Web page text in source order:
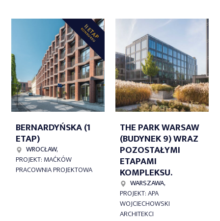
II ETAP
KONKURSU
BERNARDYŃSKA (1
ETAP)
WROCŁAW,
PROJEKT: MAĆKÓW
PRACOWNIA PROJEKTOWA
THE PARK WARSAW
(BUDYNEK 9) WRAZ
POZOSTAŁYMI
ETAPAMI
KOMPLEKSU.
WARSZAWA,
PROJEKT: APA
WOJCIECHOWSKI
ARCHITEKCI